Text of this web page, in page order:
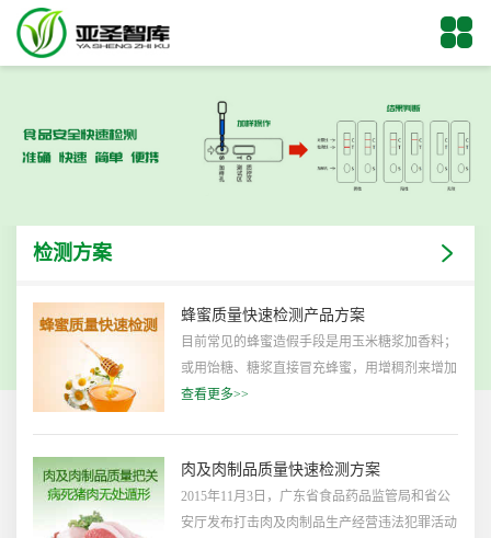
检测方案
蜂蜜质量快速检测产品方案
目前常见的蜂蜜造假手段是用玉米糖浆加香料；
或用饴糖、糖浆直接冒充蜂蜜，用增稠剂来增加
假蜂蜜的黏稠度；还有用糖稀加增稠剂等。通过
“形似”，用盐、尿素来增加蜂蜜的比重，用香料
来模仿真蜂蜜的气味。根据蜂蜜中常见的质量问
题，亚圣智库特提供如下快速检测产品方案，供
查看更多>>
肉及肉制品质量快速检测方案
2015年11月3日，广东省食品药品监管局和省公
安厅发布打击肉及肉制品生产经营违法犯罪活动